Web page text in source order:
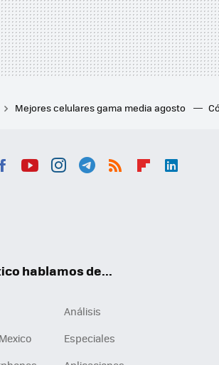
Mejores celulares gama media agosto
hablamos de...
Análisis
Especiales